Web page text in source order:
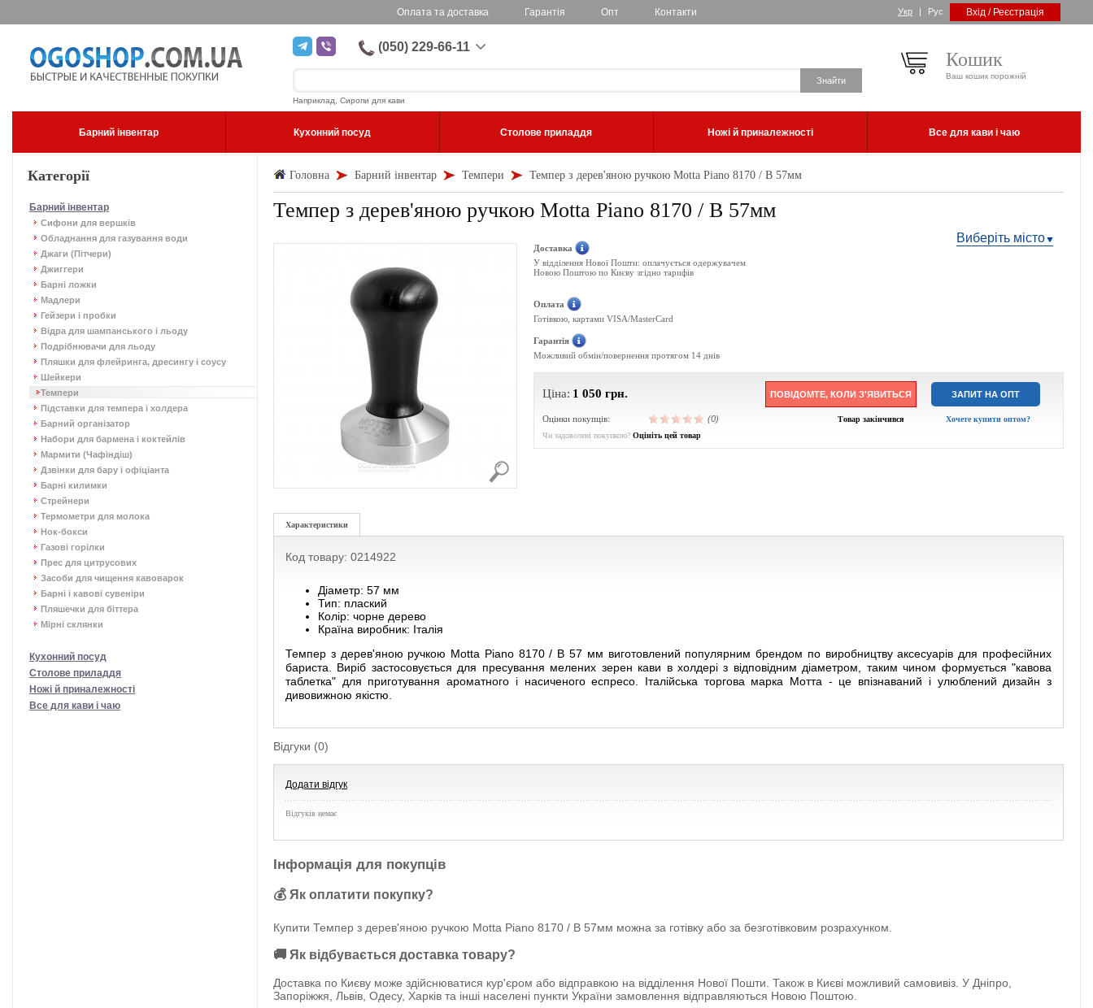
Оплата та доставка Гарантія Опт Контакти Укр | Рус Вхід / Реєстрація
(050) 229-66-11
Наприклад, Сиропи для кави
Кошик
Ваш кошик порожній
Барний інвентар Кухонний посуд Столове приладдя Ножі й приналежності Все для кави і чаю
Категорії
Барний інвентар
Сифони для вершків
Обладнання для газування води
Джаги (Пітчери)
Джиггери
Барні ложки
Мадлери
Гейзери і пробки
Відра для шампанського і льоду
Подрібнювачи для льоду
Пляшки для флейринга, дресингу і соусу
Шейкери
Темпери
Підставки для темпера і холдера
Барний організатор
Набори для бармена і коктейлів
Мармити (Чафіндіш)
Дзвінки для бару і офіціанта
Барні килимки
Стрейнери
Термометри для молока
Нок-бокси
Газові горілки
Прес для цитрусових
Засоби для чищення кавоварок
Барні і кавові сувеніри
Пляшечки для біттера
Мірні склянки
Кухонний посуд
Столове приладдя
Ножі й приналежності
Все для кави і чаю
Головна Барний інвентар Темпери Темпер з дерев'яною ручкою Motta Piano 8170 / B 57мм
Темпер з дерев'яною ручкою Motta Piano 8170 / B 57мм
Виберіть місто
Доставка
У відділення Нової Пошти: оплачується одержувачем
Новою Поштою по Києву згідно тарифів
Оплата
Готівкою, картами VISA/MasterCard
Гарантія
Можливий обмін/повернення протягом 14 днів
Ціна: 1 050 грн. ПОВІДОМТЕ, КОЛИ З'ЯВИТЬСЯ ЗАПИТ НА ОПТ
Оцінки покупців: (0) Товар закінчився
Хочете купити оптом?
Чи задоволені покупкою? Оцініть цей товар
Характеристики
Код товару: 0214922
Діаметр: 57 мм
Тип: плаский
Колір: чорне дерево
Країна виробник: Італія
Темпер з дерев'яною ручкою Motta Piano 8170 / В 57 мм виготовлений популярним брендом по виробництву аксесуарів для професійних
бариста. Виріб застосовується для пресування мелених зерен кави в холдері з відповідним діаметром, таким чином формується "кавова
таблетка" для приготування ароматного і насиченого еспресо. Італійська торгова марка Мотта - це впізнаваний і улюблений дизайн з
дивовижною якістю.
Відгуки (0)
Додати відгук
Відгуків немає
Інформація для покупців
💰 Як оплатити покупку?
Купити Темпер з дерев'яною ручкою Motta Piano 8170 / B 57мм можна за готівку або за безготівковим розрахунком.
🚚 Як відбувається доставка товару?
Доставка по Києву може здійснюватися кур'єром або відправкою на відділення Нової Пошти. Також в Києві можливий самовивіз. У Дніпро,
Запоріжжя, Львів, Одесу, Харків та інші населені пункти України замовлення відправляються Новою Поштою.